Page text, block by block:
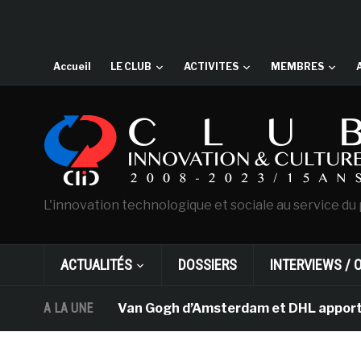
Accueil LE CLUB ACTIVITES MEMBRES
L'innovation technologique et sociale au service
ACTUALITÉS DOSSIERS INTERVIEWS /
A LA UNE
Le musée Van Gogh d’Amsterdam et DHL